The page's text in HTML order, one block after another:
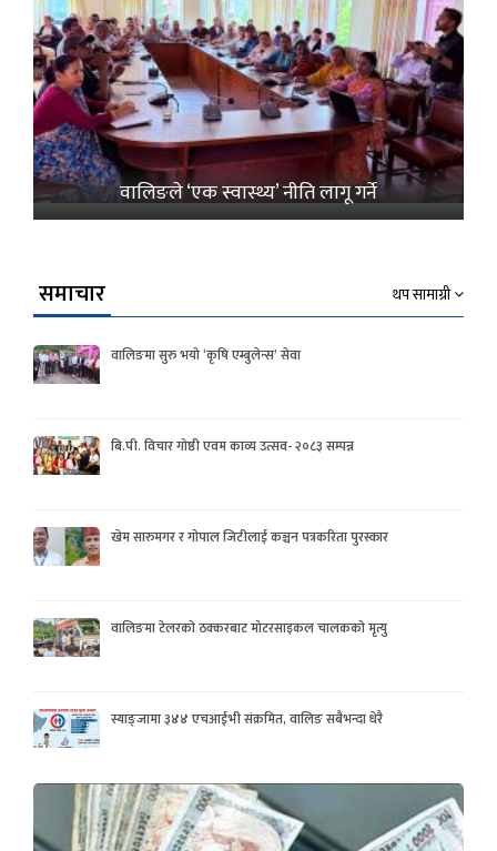
वालिङले ‘एक स्वास्थ्य’ नीति लागू गर्ने
समाचार थप सामाग्री
वालिङमा सुरु भयो ‘कृषि एम्बुलेन्स’ सेवा
बि.पी. विचार गोष्ठी एवम काव्य उत्सव- २०८३ सम्पन्न
खेम सारुमगर र गोपाल जिटीलाई कञ्चन पत्रकरिता पुरस्कार
वालिङमा टेलरको ठक्करबाट मोटरसाइकल चालकको मृत्यु
स्याङ्जामा ३४४ एचआईभी संक्रमित, वालिङ सबैभन्दा धेरै